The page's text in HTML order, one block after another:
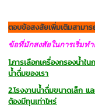
ตอบข้อสงสัยเพิ่มเติมสามา
ข้อที่มักสงสัยในการเริ่มท
1.การเลือกเครื่องกรองน้ำ
น้ำดื่มของเรา
2.โรงงานน้ำดื่มขนาดเล็ก แ
ต้องมีทุนเท่าไหร่